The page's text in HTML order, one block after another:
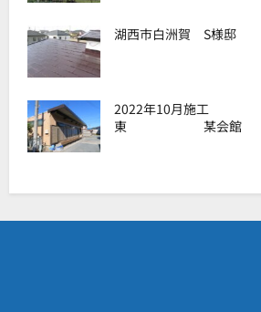
湖西市白洲賀 S様邸
2022年10月施工
東 某会館